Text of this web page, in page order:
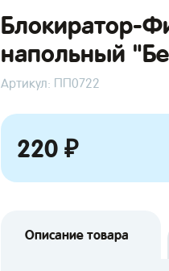
Блокиратор-
напольный
Артикул: ПП0722
220 ₽
Описание товара